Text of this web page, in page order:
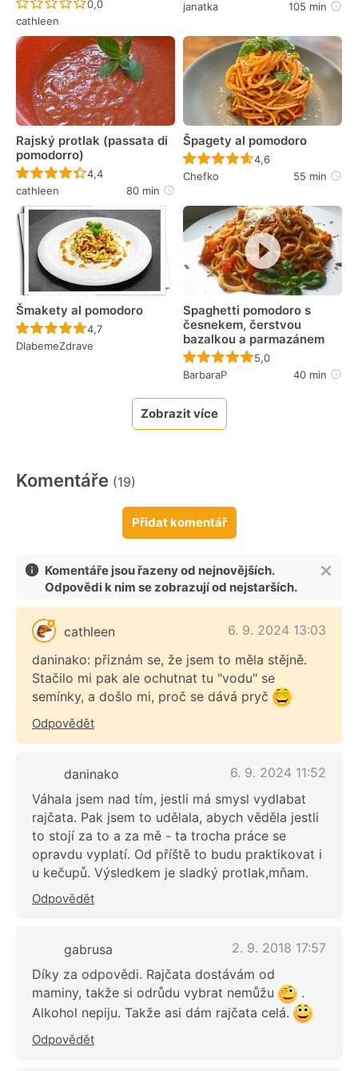
Recept ještě nebyl hodnocen
0,0
cathleen
janatka 105 min
Rajský protlak (passata di
pomodorro)
Recept ještě nebyl hodnocen
4,4
cathleen
80 min
Špagety al pomodoro
Recept ještě nebyl
4,6
Chefko
55 min
Šmakety al pomodoro
Recept ještě nebyl hodnocen
4,7
DlabemeZdrave
Spaghetti pomodoro s
česnekem, čerstvou
bazalkou a parmazánem
Recept ještě nebyl
5,0
BarbaraP
40 min
Zobrazit více
Komentáře (19)
Přidat komentář
Komentáře jsou řazeny od nejnovějších.
Odpovědi k nim se zobrazují od nejstarších.
cathleen
6. 9. 2024 13:03
daninako: přiznám se, že jsem to měla stějně.
Stačilo mi pak ale ochutnat tu "vodu" se
semínky, a došlo mi, proč se dává pryč
Odpovědět
daninako
6. 9. 2024 11:52
Váhala jsem nad tím, jestli má smysl vydlabat
rajčata. Pak jsem to udělala, abych věděla jestli
to stojí za to a za mě - ta trocha práce se
opravdu vyplatí. Od příště to budu praktikovat i
u kečupů. Výsledkem je sladký protlak,mňam.
Odpovědět
gabrusa
2. 9. 2018 17:57
Díky za odpovědi. Rajčata dostávám od
maminy, takže si odrůdu vybrat nemůžu
.
Alkohol nepiju. Takže asi dám rajčata celá.
Odpovědět